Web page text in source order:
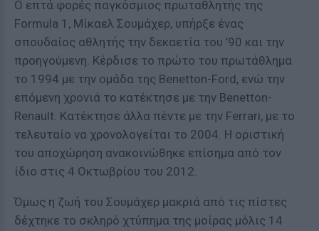
Ο επτά φορές παγκόσμιος πρωταθλητής της
Formula 1, Μίκαελ Σουμάχερ, υπήρξε ένας
σπουδαίος αθλητής την δεκαετία του ’90 και την
προηγούμενη. Κέρδισε το πρώτο του πρωτάθλημα
το 1994 με την ομάδα της Benetton-Ford, ενώ την
επόμενη χρονιά το κατέκτησε με την Benetton-
Renault. Κατέκτησε άλλα πέντε με την Ferrari, με το
τελευταίο να χρονολογείται το 2004. Η οριστική
του αποχώρηση ανακοινώθηκε επίσημα από τον
ίδιο στις 4 Οκτωβρίου του 2012.
Όμως η ζωή του Σουμάχερ μακριά από τις πίστες
δέχτηκε το σκληρό χτύπημα της μοίρας μόλις 14